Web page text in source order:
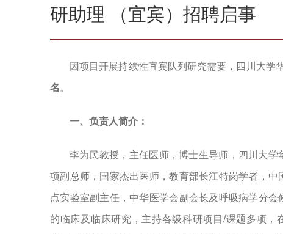
研助理 （宜宾）招聘启事
因项目开展持续性宜宾队列研究需要，四川大学
名 。
一、负责人简介：
李为民教授，主任医师，博士生导师，四川大
项副总师，国家杰出医师，教育部长江特岗学者，
点实验室副主任，中华医学会副会长及呼吸病学分
的临床及临床研究，主持各级科研项目 /课题多项，